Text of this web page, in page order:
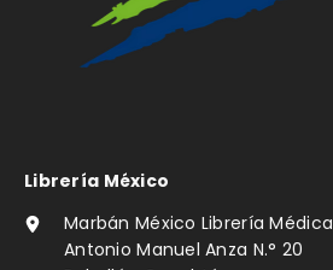
Librería México
Marbán México Librería Médica
Antonio Manuel Anza N.° 20